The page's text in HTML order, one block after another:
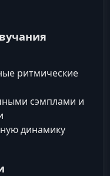
ритмические
сэмплами и
динамику